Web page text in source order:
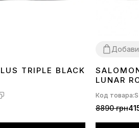
4445 TRIPLE BLACK
3637 38 40
LUNAR
Код товара:
8890 грн